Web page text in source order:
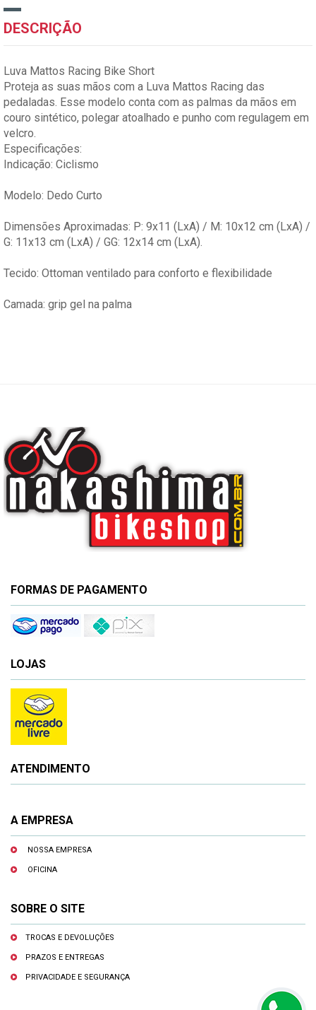
DESCRIÇÃO
Luva Mattos Racing Bike Short
Proteja as suas mãos com a Luva Mattos Racing das
pedaladas. Esse modelo conta com as palmas da mãos em
couro sintético, polegar atoalhado e punho com regulagem em
velcro.
Especificações:
Indicação: Ciclismo
Modelo: Dedo Curto
Dimensões Aproximadas: P: 9x11 (LxA) / M: 10x12 cm (LxA) /
G: 11x13 cm (LxA) / GG: 12x14 cm (LxA).
Tecido: Ottoman ventilado para conforto e flexibilidade
Camada: grip gel na palma
FORMAS DE PAGAMENTO
LOJAS
ATENDIMENTO
A EMPRESA
NOSSA EMPRESA
OFICINA
SOBRE O SITE
TROCAS E DEVOLUÇÕES
PRAZOS E ENTREGAS
PRIVACIDADE E SEGURANÇA